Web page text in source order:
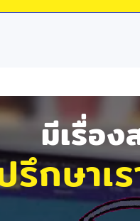
มีเรื่อ
รึกษาเ